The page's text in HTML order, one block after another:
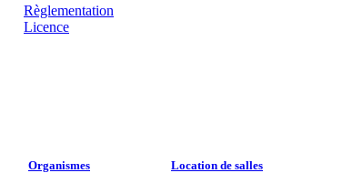
Règlementation
Licence
Organismes Location de salles